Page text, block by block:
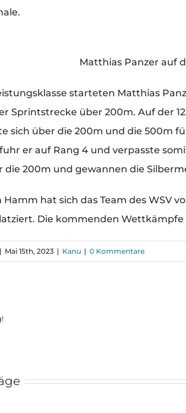
Matthias Panzer auf
starteten Matthias
Sprintstrecke über 200m. Auf der
sich über die 200m und die 500m
er auf Rang 4 und verpasste
die 200m und gewannen die
hat sich das Team des WSV
Die kommenden
| Mai 15th, 2023 | Kanu | 0 Kommentare